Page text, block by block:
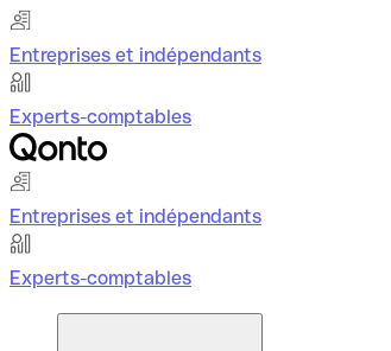
Entreprises et indépendants
Experts-comptables
Entreprises et indépendants
Experts-comptables